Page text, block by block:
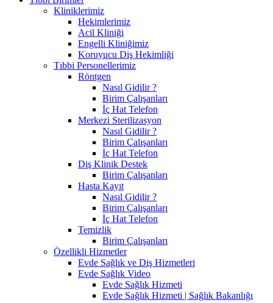
Kliniklerimiz
Hekimlerimiz
Acil Kliniği
Engelli Kliniğimiz
Koruyucu Diş Hekimliği
Tıbbi Personellerimiz
Röntgen
Nasıl Gidilir ?
Birim Çalışanları
İç Hat Telefon
Merkezi Sterilizasyon
Nasıl Gidilir ?
Birim Çalışanları
İç Hat Telefon
Diş Klinik Destek
Birim Çalışanları
Hasta Kayıt
Nasıl Gidilir ?
Birim Çalışanları
İç Hat Telefon
Temizlik
Birim Çalışanları
Özellikli Hizmetler
Evde Sağlık ve Diş Hizmetleri
Evde Sağlık Video
Evde Sağlık Hizmeti
Evde Sağlık Hizmeti | Sağlık Bakanlığı